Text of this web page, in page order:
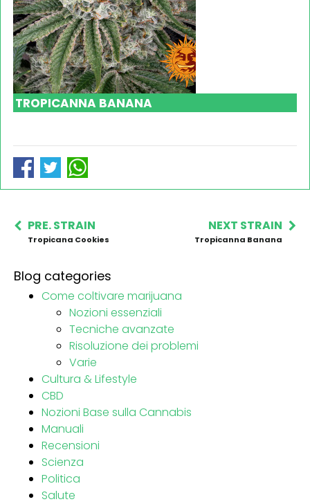
TROPICANNA BANANA
PRE. STRAIN
Tropicana Cookies
NEXT STRAIN
Tropicanna Banana
Blog categories
Come coltivare marijuana
Nozioni essenziali
Tecniche avanzate
Risoluzione dei problemi
Varie
Cultura & Lifestyle
CBD
Nozioni Base sulla Cannabis
Manuali
Recensioni
Scienza
Politica
Salute